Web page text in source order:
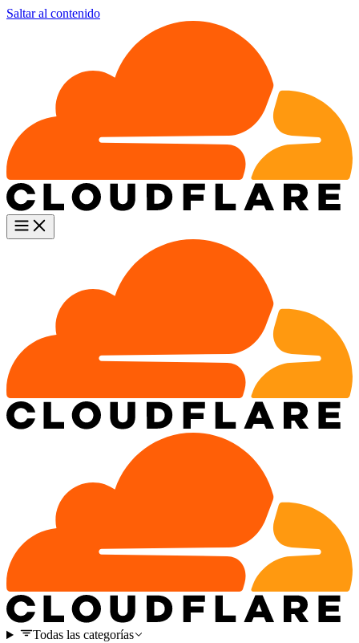
Saltar al contenido
Todas las categorías